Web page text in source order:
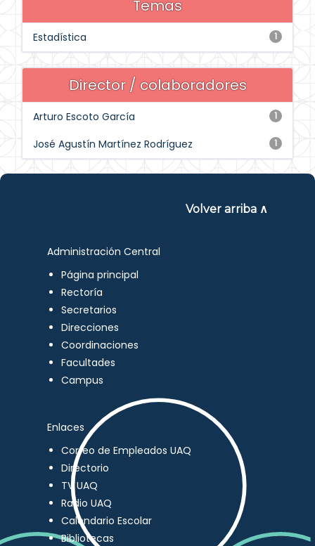
Temas
1
Estadística
Director / colaboradores
1
Arturo Escoto García
1
José Agustín Martínez Rodríguez
Volver arriba ∧
Administración Central
Página principal
Rectoría
Secretarios
Direcciones
Coordinaciones
Facultades
Campus
Enlaces
Correo de Empleados UAQ
Directorio
TV UAQ
Radio UAQ
Calendario Escolar
Bibliotecas